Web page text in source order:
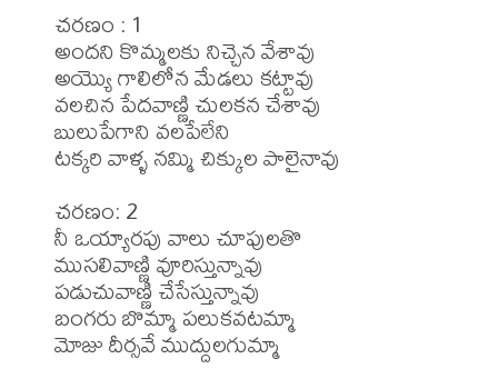
చరణం : 1
అందని కొమ్మలకు నిచ్చెన వేశావు
అయ్యొ గాలిలోన మేడలు కట్టావు
వలచిన పేదవాణ్ణి చులకన చేశావు
బులుపేగాని వలపేలేని
టక్కరి వాళ్ళ నమ్మి చిక్కుల పాలైనావు
చరణం: 2
నీ ఒయ్యారపు వాలు చూపులతొ
ముసలివాణ్ణి వూరిస్తున్నావు
పడుచువాణ్ణి చేసేస్తున్నావు
బంగరు బొమ్మా పలుకవటమ్మా
మోజు దీర్సవే ముద్దులగుమ్మా